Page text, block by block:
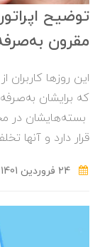
توضیح
مقرون
این روزها
که برایشان به‌صرفه
بسته‌هایشان در
قرار دارد و آنها